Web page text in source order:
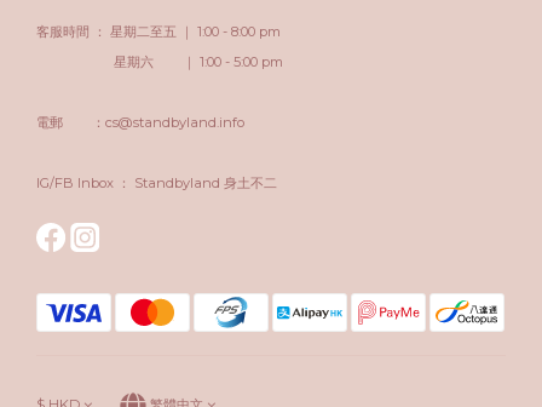
客服時間 ： 星期二至五 ｜ 1:00 - 8:00 pm
星期六 ｜ 1:00 - 5:00 pm
電郵 ：cs@standbyland.info
IG/FB Inbox ： Standbyland 身土不二